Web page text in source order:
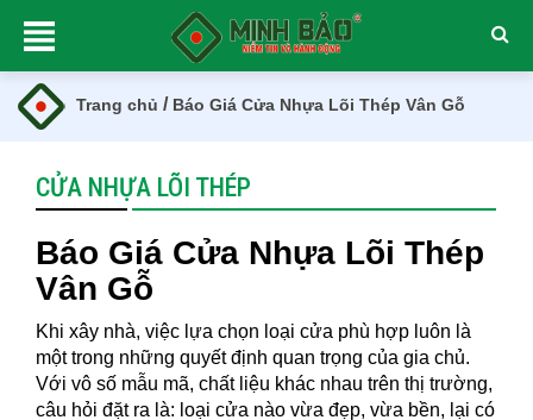
Trang chủ / Báo Giá Cửa Nhựa Lõi Thép Vân Gỗ
CỬA NHỰA LÕI THÉP
Báo Giá Cửa Nhựa Lõi Thép
Vân Gỗ
Khi xây nhà, việc lựa chọn loại cửa phù hợp luôn là
một trong những quyết định quan trọng của gia chủ.
Với vô số mẫu mã, chất liệu khác nhau trên thị trường,
câu hỏi đặt ra là: loại cửa nào vừa đẹp, vừa bền, lại có